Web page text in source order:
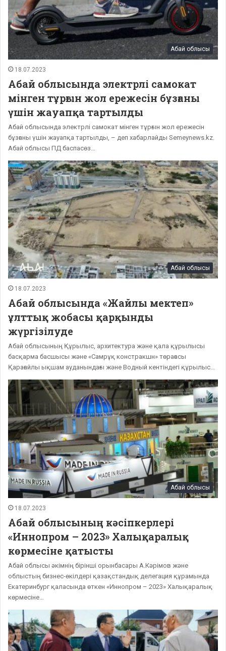
Абай облысы
18.07.2023
Абай облысында электрлі самокат
мінген тұрғын жол ережесін бұзғаны
үшін жауапқа тартылды
Абай облысында электрлі самокат мінген тұрғын жол ережесін
бұзғаны үшін жауапқа тартылды, – деп хабарлайды Semeynews.kz.
Абай облысы ПД баспасөз…
Абай облысы
18.07.2023
Абай облысында «Жайлы мектеп»
ұлттық жобасы қарқынды
жүргізілуде
Абай облысының Құрылыс, архитектура және қала құрылысы
басқарма басшысы және «Самрұқ констракшн» төрағасы
Қарағайлы ықшам ауданындағы және Водный кентіндегі құрылыс…
Абай облысы
18.07.2023
Абай облысының кәсіпкерлері
«Иннопром – 2023» Халықаралық
көрмесіне қатысты
Абай облысы әкімнің бірінші орынбасары А.Кәрімов және
облыстың бизнес-өкілдері қазақстандық делегация құрамында
Екатеринбург қаласында өткен «Иннопром – 2023» Халықаралық
көрмесіне…